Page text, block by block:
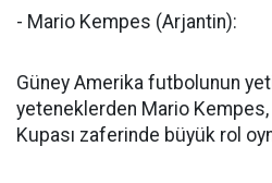
- Mario Kempes (Arjantin):
Güney Amerika futbolunun
yeteneklerden Mario
Kupası zaferinde büyük rol